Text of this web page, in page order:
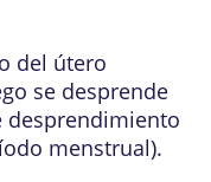
del útero
se desprende
desprendimiento
menstrual).